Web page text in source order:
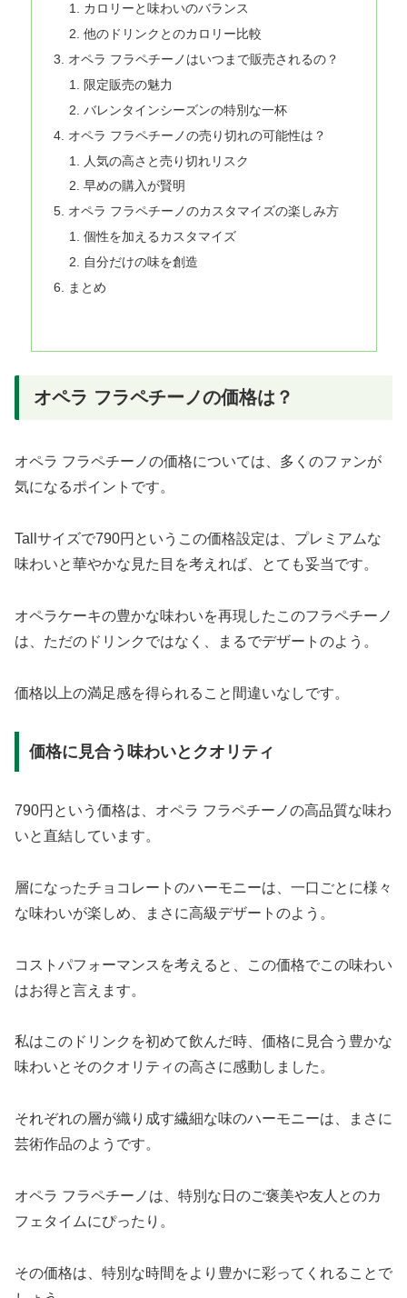
カロリーと味わいのバランス
他のドリンクとのカロリー比較
オペラ フラペチーノはいつまで販売されるの？
限定販売の魅力
バレンタインシーズンの特別な一杯
オペラ フラペチーノの売り切れの可能性は？
人気の高さと売り切れリスク
早めの購入が賢明
オペラ フラペチーノのカスタマイズの楽しみ方
個性を加えるカスタマイズ
自分だけの味を創造
まとめ
オペラ フラペチーノの価格は？
オペラ フラペチーノの価格については、多くのファンが
気になるポイントです。
Tallサイズで790円というこの価格設定は、プレミアムな
味わいと華やかな見た目を考えれば、とても妥当です。
オペラケーキの豊かな味わいを再現したこのフラペチーノ
は、ただのドリンクではなく、まるでデザートのよう。
価格以上の満足感を得られること間違いなしです。
価格に見合う味わいとクオリティ
790円という価格は、オペラ フラペチーノの高品質な味わ
いと直結しています。
層になったチョコレートのハーモニーは、一口ごとに様々
な味わいが楽しめ、まさに高級デザートのよう。
コストパフォーマンスを考えると、この価格でこの味わい
はお得と言えます。
私はこのドリンクを初めて飲んだ時、価格に見合う豊かな
味わいとそのクオリティの高さに感動しました。
それぞれの層が織り成す繊細な味のハーモニーは、まさに
芸術作品のようです。
オペラ フラペチーノは、特別な日のご褒美や友人とのカ
フェタイムにぴったり。
その価格は、特別な時間をより豊かに彩ってくれることで